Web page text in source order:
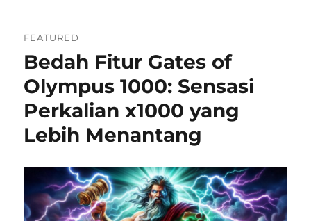
FEATURED
Bedah Fitur Gates of
Olympus 1000: Sensasi
Perkalian x1000 yang
Lebih Menantang